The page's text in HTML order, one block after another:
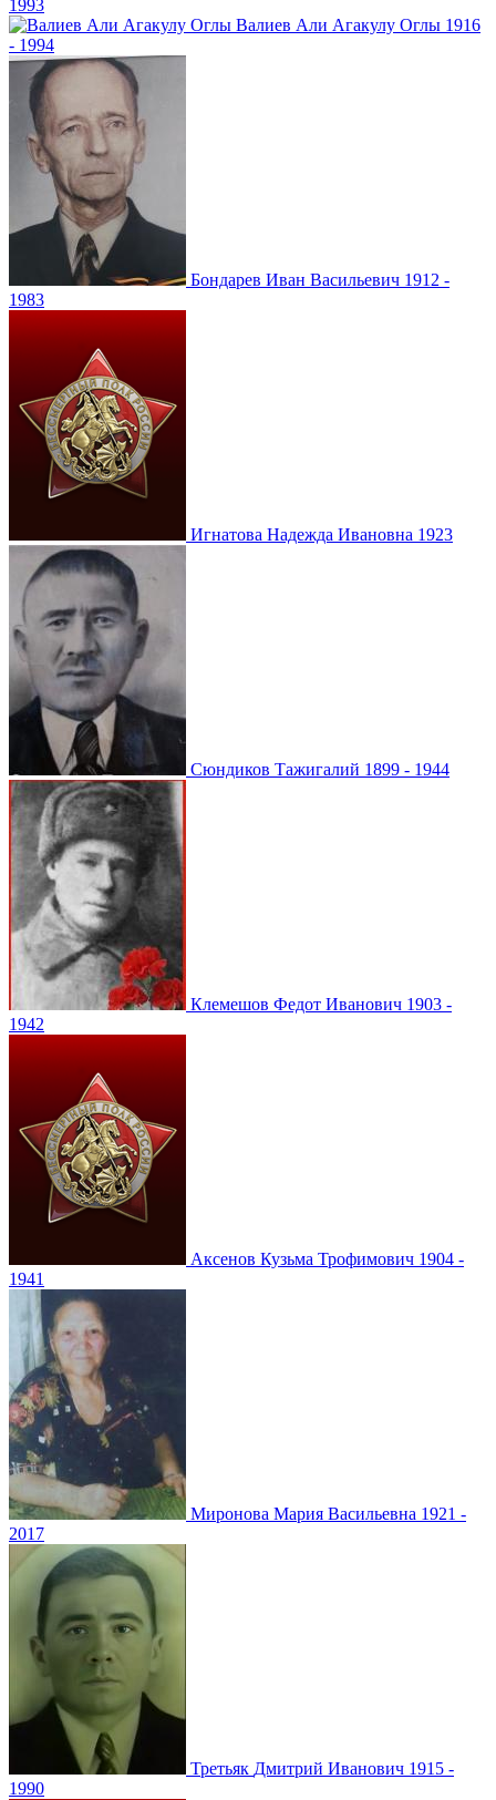
1993
Валиев Али Агакулу Оглы 1916
- 1994
Бондарев Иван Васильевич 1912 -
1983
Игнатова Надежда Ивановна 1923
Сюндиков Тажигалий 1899 - 1944
Клемешов Федот Иванович 1903 -
1942
Аксенов Кузьма Трофимович 1904 -
1941
Миронова Мария Васильевна 1921 -
2017
Третьяк Дмитрий Иванович 1915 -
1990